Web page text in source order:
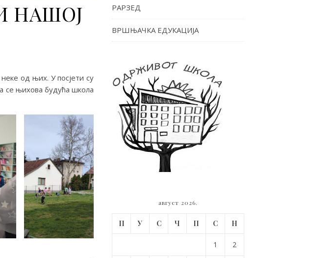
НАШОЈ
од њих. У посјети су
се њихова будућа школа
РАРЗЕД
ВРШЊАЧКА ЕДУКАЦИЈА
август 2026.
П У С Ч П С Н
1 2